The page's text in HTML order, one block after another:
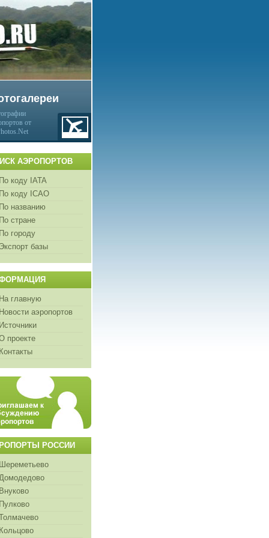
от
АЭРОПОРТОВ
По коду IATA
По коду ICAO
По названию
По стране
По городу
Экспорт базы
На главную
Новости аэропортов
Источники
проекте
Контакты
РОССИИ
Шереметьево
Внуково
Пулково
Кольцово